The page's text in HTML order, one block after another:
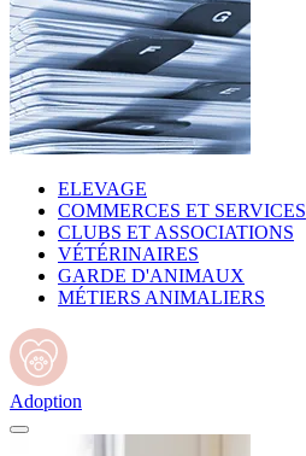
ELEVAGE
COMMERCES ET SERVICES
CLUBS ET ASSOCIATIONS
VÉTÉRINAIRES
GARDE D'ANIMAUX
MÉTIERS ANIMALIERS
Adoption